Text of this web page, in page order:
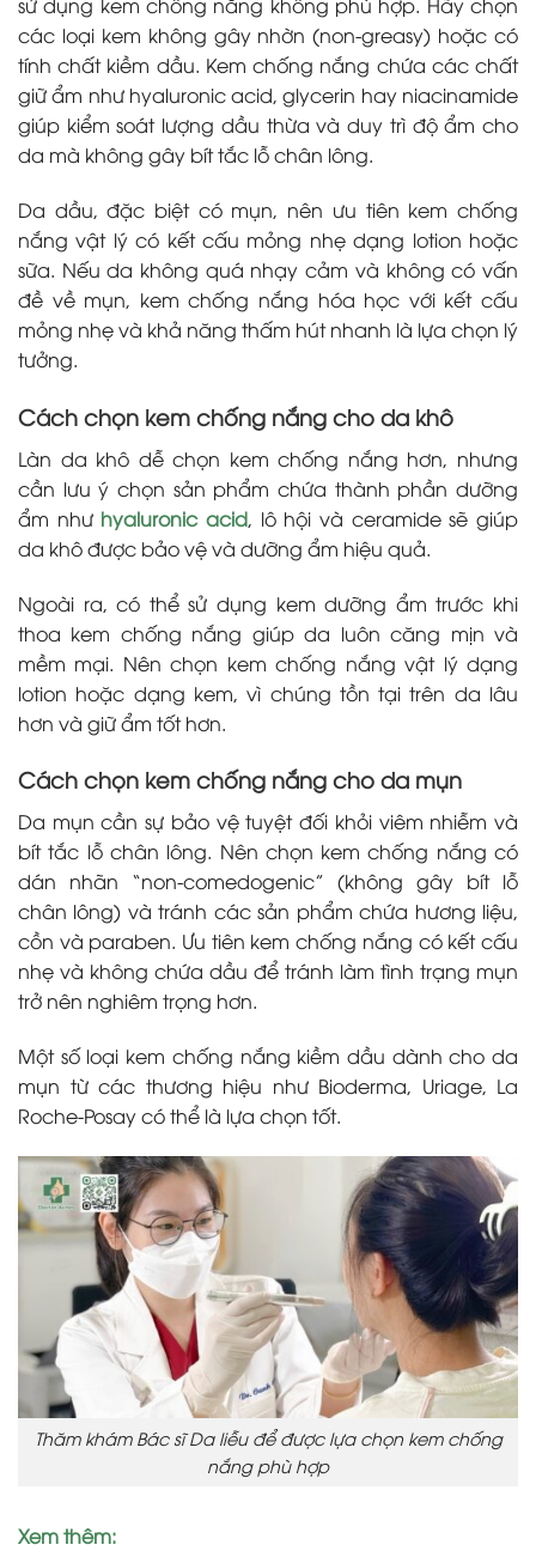
các loại kem không gây nhờn (non-greasy) hoặc có
tính chất kiềm dầu. Kem chống nắng chứa các chất
giữ ẩm như hyaluronic acid, glycerin hay niacinamide
giúp kiểm soát lượng dầu thừa và duy trì độ ẩm cho
da mà không gây bít tắc lỗ chân lông.
Da dầu, đặc biệt có mụn, nên ưu tiên kem chống
nắng vật lý có kết cấu mỏng nhẹ dạng lotion hoặc
sữa. Nếu da không quá nhạy cảm và không có vấn
đề về mụn, kem chống nắng hóa học với kết cấu
mỏng nhẹ và khả năng thấm hút nhanh là lựa chọn lý
tưởng.
Cách chọn kem chống nắng cho da khô
Làn da khô dễ chọn kem chống nắng hơn, nhưng
cần lưu ý chọn sản phẩm chứa thành phần dưỡng
ẩm như hyaluronic acid, lô hội và ceramide sẽ giúp
da khô được bảo vệ và dưỡng ẩm hiệu quả.
Ngoài ra, có thể sử dụng kem dưỡng ẩm trước khi
thoa kem chống nắng giúp da luôn căng mịn và
mềm mại. Nên chọn kem chống nắng vật lý dạng
lotion hoặc dạng kem, vì chúng tồn tại trên da lâu
hơn và giữ ẩm tốt hơn.
Cách chọn kem chống nắng cho da mụn
Da mụn cần sự bảo vệ tuyệt đối khỏi viêm nhiễm và
bít tắc lỗ chân lông. Nên chọn kem chống nắng có
dán nhãn “non-comedogenic” (không gây bít lỗ
chân lông) và tránh các sản phẩm chứa hương liệu,
cồn và paraben. Ưu tiên kem chống nắng có kết cấu
nhẹ và không chứa dầu để tránh làm tình trạng mụn
trở nên nghiêm trọng hơn.
Một số loại kem chống nắng kiềm dầu dành cho da
mụn từ các thương hiệu như Bioderma, Uriage, La
Roche-Posay có thể là lựa chọn tốt.
Thăm khám Bác sĩ Da liễu để được lựa chọn kem chống
nắng phù hợp
Xem thêm: